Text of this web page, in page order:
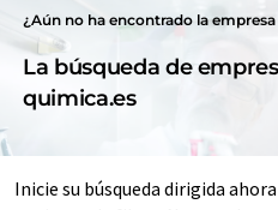
¿Aún no ha encontrado la
La búsqueda de
quimica.es
Inicie su búsqueda dirigida